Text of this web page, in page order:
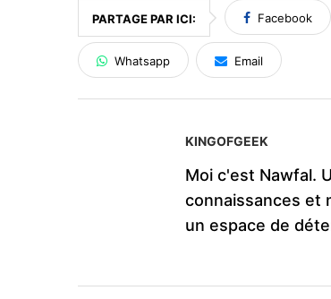
PARTAGE PAR ICI: Facebook
Whatsapp Email
KINGOFGEEK
Moi c'est Nawfal.
connaissances et
un espace de